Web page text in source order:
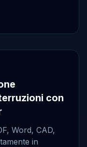
con
Word, CAD,
in